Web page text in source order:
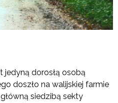
jedyną dorosłą osobą
doszło na walijskiej farmie
siedzibą sekty